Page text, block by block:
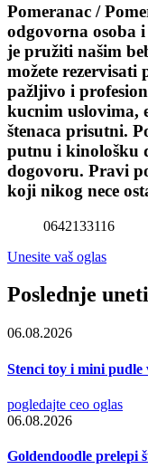
Pomeranac /
odgovorna osoba
je pružiti našim
možete rezervisati
pažljivo i
kucnim uslovima,
štenaca prisutni.
putnu i kinološku
dogovoru. Pravi
koji nikog nece
0642133116
Unesite vaš oglas
Poslednje
06.08.2026
Stenci toy i mini pudle
pogledajte ceo oglas
06.08.2026
Goldendoodle prelepi